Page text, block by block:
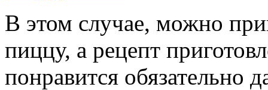
В этом случае, можно
пиццу, а рецепт
понравится обязательно